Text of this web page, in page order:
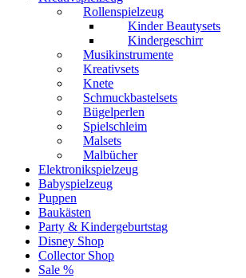
Rollenspielzeug
Kinder Beautysets
Kindergeschirr
Musikinstrumente
Kreativsets
Knete
Schmuckbastelsets
Bügelperlen
Spielschleim
Malsets
Malbücher
Elektronikspielzeug
Babyspielzeug
Puppen
Baukästen
Party & Kindergeburtstag
Disney Shop
Collector Shop
Sale %